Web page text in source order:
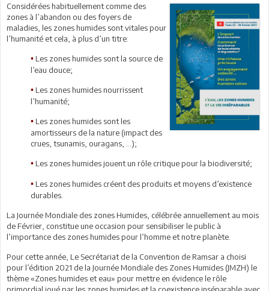
Considérées habituellement comme des
zones à l’abandon ou des foyers de
maladies, les zones humides sont vitales pour
l’humanité et cela, à plus d’un titre:
• Les zones humides sont la source de
l’eau douce;
• Les zones humides nourrissent
l’humanité;
• Les zones humides sont les
amortisseurs de la nature (impact des
crues, tsunamis, ouragans, …);
• Les zones humides jouent un rôle critique pour la biodiversité;
• Les zones humides créent des produits et moyens d’existence
durables.
La Journée Mondiale des zones Humides, célébrée annuellement au mois
de Février, constitue une occasion pour sensibiliser le public à
l’importance des zones humides pour l’homme et notre planète.
Pour cette année, Le Secrétariat de la Convention de Ramsar a choisi
pour l’édition 2021 de la Journée Mondiale des Zones Humides (JMZH) le
thème «Zones humides et eau» pour mettre en évidence le rôle